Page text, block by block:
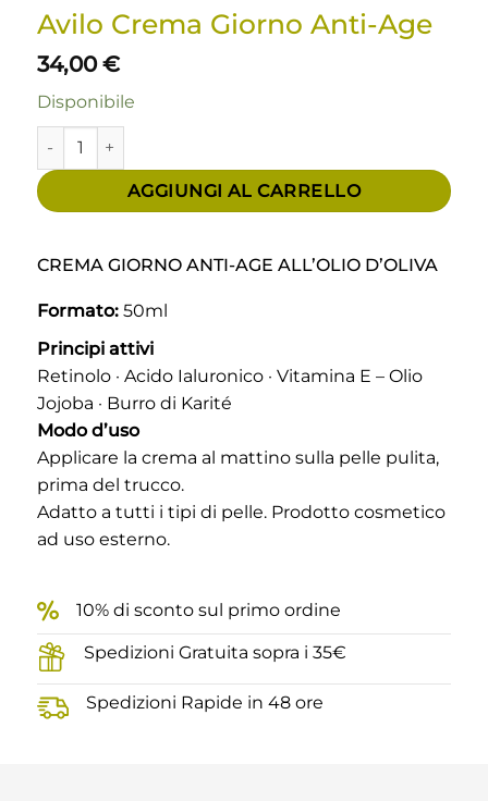
Avilo Crema Giorno Anti-Age
34,00€
Disponibile
Avilo Crema Giorno Anti-Age quantità
AGGIUNGI AL CARRELLO
CREMA GIORNO ANTI-AGE ALL’OLIO D’OLIVA
Formato:50ml
Principi attivi
Retinolo · Acido Ialuronico · Vitamina E – Olio
Jojoba · Burro di Karité
Modo d’uso
Applicare la crema al mattino sulla pelle pulita,
prima del trucco.
Adatto a tutti i tipi di pelle. Prodotto cosmetico
ad uso esterno.
10% di sconto sul primo ordine
Spedizioni Gratuita sopra i 35€
Spedizioni Rapide in 48 ore